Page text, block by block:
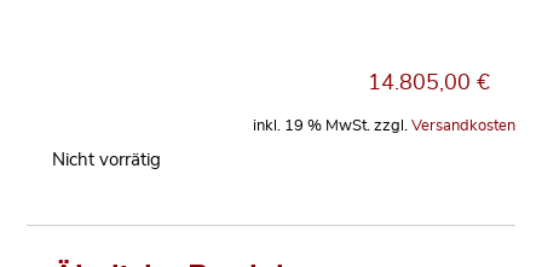
14.805,00€
inkl. 19 % MwSt. zzgl. Versandkosten
Nicht vorrätig